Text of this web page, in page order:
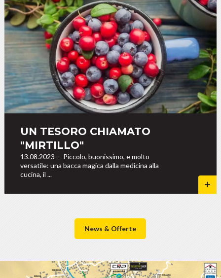
UN TESORO CHIAMATO
"MIRTILLO"
13.08.2023 - Piccolo, buonissimo, e molto
versatile: una bacca magica dalla medicina alla
cucina, il ...
News & Offerte